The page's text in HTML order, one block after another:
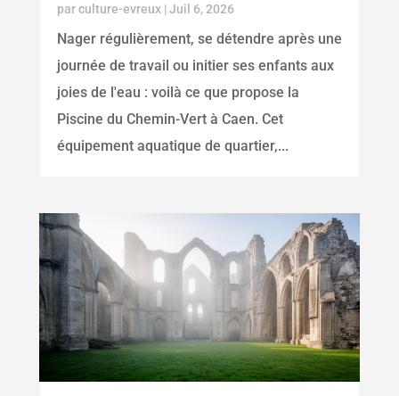
parculture-evreux| Juil 6, 2026
Nager régulièrement, se détendre après une
journée de travail ou initier ses enfants aux
joies de l'eau : voilà ce que propose la
Piscine du Chemin-Vert à Caen. Cet
équipement aquatique de quartier,...